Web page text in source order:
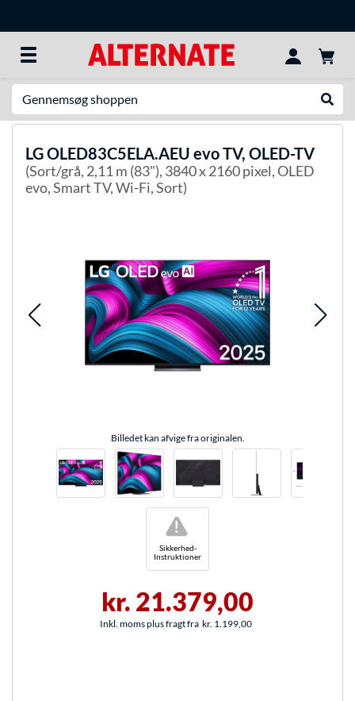
LGOLED83C5ELA.AEU evo TV, OLED-TV
(Sort/grå, 2,11 m (83"), 3840 x 2160 pixel, OLED
evo, Smart TV, Wi-Fi, Sort)
Billedet kan afvige fra originalen.
Sikkerhed-
Instruktioner
!
kr. 21.379,00
Inkl. moms plus fragt fra kr. 1.199,00